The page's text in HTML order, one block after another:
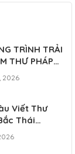
TRÌNH TRẢI
THƯ PHÁP
CHO DU
QUỐC TẾ
2026
Viết Thư
Thái